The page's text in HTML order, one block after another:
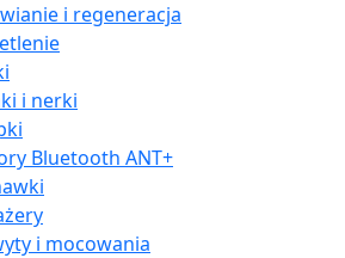
i regeneracja
i nerki
Bluetooth ANT+
i mocowania